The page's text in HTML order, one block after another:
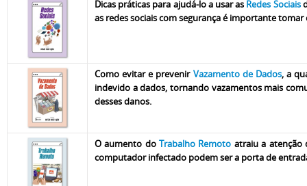
Dicas práticas para ajudá-lo a usar as Redes Sociais
as redes sociais com segurança é importante
Como evitar e prevenir Vazamento de Dados, a
indevido a dados, tornando vazamentos mais
desses danos.
O aumento doTrabalho Remoto atraiu a atenção
computador infectado podem ser a porta de